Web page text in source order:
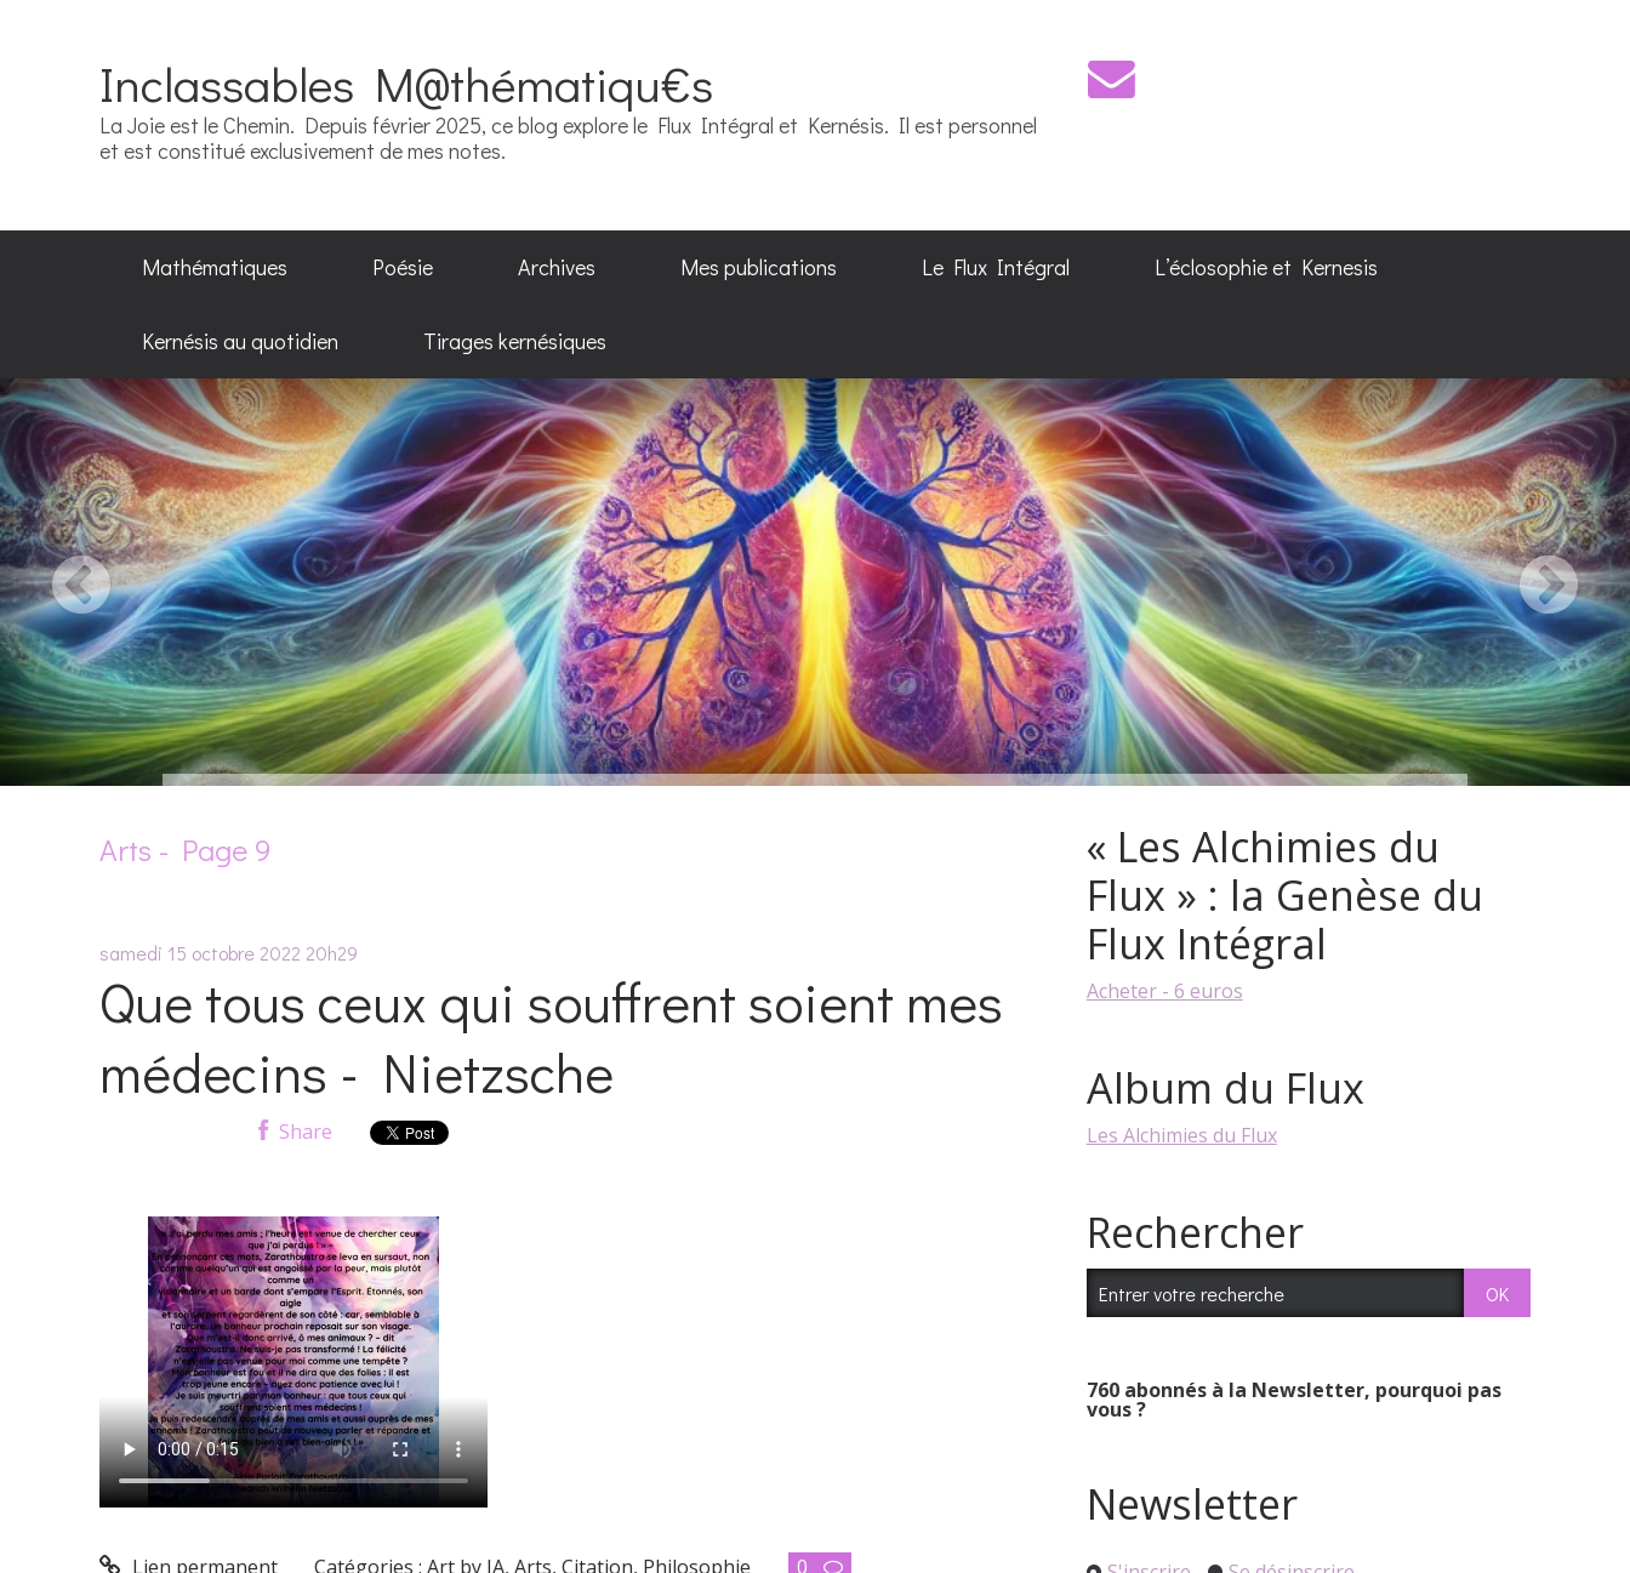
Inclassables M@thématiqu€s
La Joie est le Chemin. Depuis février 2025, ce blog explore le Flux Intégral et Kernésis. Il est personnel
et est constitué exclusivement de mes notes.
Mathématiques Poésie Archives Mes publications Le Flux Intégral L’éclosophie et Kernesis
Kernésis au quotidien Tirages kernésiques
Arts - Page 9
samedi 15 octobre 2022 20h29
Que tous ceux qui souffrent soient mes
médecins - Nietzsche
Share
Lien permanent Catégories :Art by IA,Arts,Citation, Philosophie 0
« Les Alchimies du
Flux » : la Genèse du
Flux Intégral
Acheter - 6 euros
Album du Flux
Les Alchimies du Flux
Rechercher
760abonnés à la Newsletter, pourquoi pas
vous ?
Newsletter